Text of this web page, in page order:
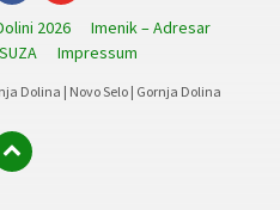
2026
Imenik – Adresar
Impressum
Dolina | Novo Selo | Gornja Dolina